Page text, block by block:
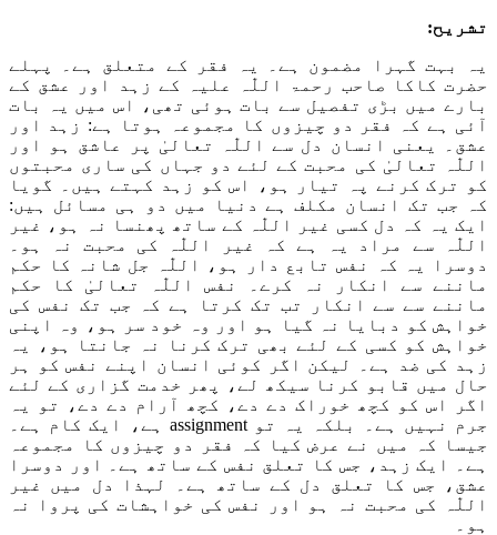
تشریح:
یہ
بہت گہرا مضمون ہے۔ یہ فقر کے متعلق ہے۔ پہلے
حضرت کاکا صاحب رحمۃ اللّٰہ علیہ
کے زہد اور عشق کے
بارے میں بڑی تفصیل سے بات ہوئی تھی ،
اس میں یہ بات
آئی ہے کہ فقر دو چیزوں کا مجموعہ ہوتا ہے: زہد اور
عشق۔ یعنی انسان دل سے
اللّٰہ
تعالیٰ پر عاشق ہو اور
اللّٰہ
تعالیٰ کی محبت کے لئے دو جہاں کی ساری مح بت وں
کو ترک کرنے پہ تیار ہو ،
اس کو زہد کہتے ہیں۔ گویا
کہ
جب تک انسان مکلف ہے دنیا میں
دو ہی مسائل ہیں:
ایک یہ کہ دل کسی غیر
اللّٰہ
کے ساتھ پھنسا نہ ہو، غیر
اللّٰہ
سے مراد یہ ہے کہ غیر اللّٰہ کی محبت نہ ہو
دوسرا یہ کہ نفس تابع دار ہو،
اللّٰہ
جل شانہ کا حکم
ماننے سے انکار نہ کرے۔ نفس
اللّٰہ تعالیٰ ک ا حکم
ماننے سے سے انکار تب تک کرتا ہے کہ جب تک نفس کی
خواہش کو دبایا نہ گیا ہو اور وہ خود سر ہو، وہ اپنی
خواہش کو کسی کے لئے بھی ترک کرنا نہ جانتا ہو، یہ
زہد کی ضد ہے۔ لیکن اگر
کوئی انسان اپنے نفس کو ہر
حال میں قابو کرنا سیکھ لے، پھر خدمت گزاری کے لئے
اگر اس کو کچھ خوراک دے دے، کچھ آرام دے دے، تو یہ
جرم نہیں ہے۔ بلکہ یہ تو assignment ہے، ایک کام ہے۔
جیسا کہ میں نے عرض کیا کہ فقر دو چیزوں ک ا
مجموعہ
ہے۔ ایک زہد، جس کا تعلق نفس کے ساتھ ہے۔ اور دوسرا
عشق، جس کا تعلق دل کے ساتھ ہے۔ لہذا دل میں غیر
اللّٰہ
کی محبت نہ ہو اور نفس کی خواہشات کی پروا نہ
ہو۔